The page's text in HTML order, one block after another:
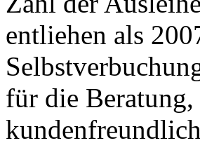
entliehen als
für die